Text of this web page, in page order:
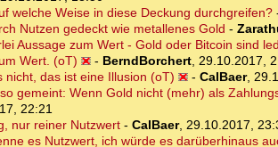
welche Weise in diese Deckung durchgreifen?
Nutzen gedeckt wie metallenes Gold -
Aussage zum Wert - Gold oder Bitcoin sind
Wert. (oT)
- BerndBorchert, 29.10.2017,
nicht, das ist eine Illusion (oT)
- CalBaer,
gemeint: Wenn Gold nicht (mehr) als
22:21
nur reiner Nutzwert- CalBaer, 29.10.2017,
es Nutzwert, ich würde es darüberhinaus